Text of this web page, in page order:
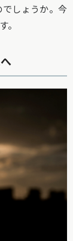
しょうか。今
。